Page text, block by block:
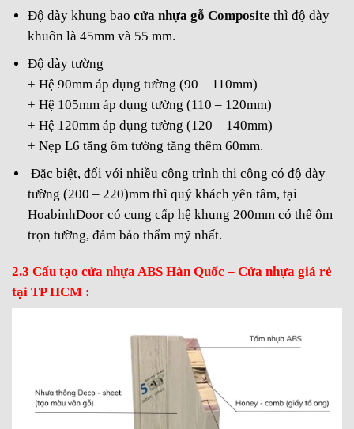
Độ dày khung bao cửa nhựa gỗ Composite thì độ dày
khuôn là 45mm và 55 mm.
Độ dày tường
+ Hệ 90mm áp dụng tường (90 – 110mm)
+ Hệ 105mm áp dụng tường (110 – 120mm)
+ Hệ 120mm áp dụng tường (120 – 140mm)
+ Nẹp L6 tăng ôm tường tăng thêm 60mm.
Đặc biệt, đối với nhiều công trình thi công có độ dày
tường (200 – 220)mm thì quý khách yên tâm, tại
HoabinhDoor có cung cấp hệ khung 200mm có thể ôm
trọn tường, đảm bảo thẩm mỹ nhất.
2.3 Cấu tạo cửa nhựa ABS Hàn Quốc – Cửa nhựa giá rẻ
tại TP HCM :